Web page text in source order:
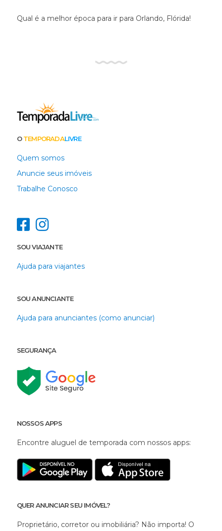
Qual é a melhor época para ir para Orlando, Flórida!
OTEMPORADALIVRE
Quem somos
Anuncie seus imóveis
Trabalhe Conosco
SOU VIAJANTE
Ajuda para viajantes
SOU ANUNCIANTE
Ajuda para anunciantes (como anunciar)
SEGURANÇA
NOSSOS APPS
Encontre aluguel de temporada com nossos apps:
QUER ANUNCIAR SEU IMÓVEL?
Proprietário, corretor ou imobiliária? Não importa! O